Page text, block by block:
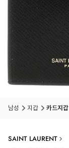
남성 지갑 카드지갑
SAINT LAURENT